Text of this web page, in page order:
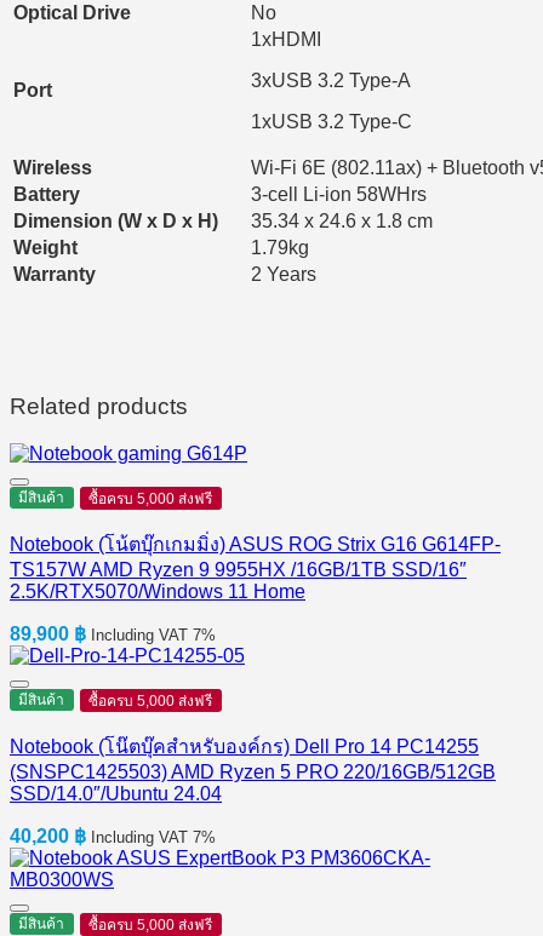
Optical Drive
No
Port
1xHDMI
3xUSB 3.2 Type-A
1xUSB 3.2 Type-C
Wireless
Wi-Fi 6E (802.11ax) + Bluetooth
Battery
3-cell Li-ion 58WHrs
Dimension (W x D x H)
35.34 x 24.6 x 1.8 cm
Weight
1.79kg
Warranty
2 Years
Related products
มีสินค้า ซื้อครบ 5,000 ส่งฟรี
Notebook (โน้ตบุ๊กเกมมิ่ง) ASUS ROG Strix G16 G614FP-
TS157W AMD Ryzen 9 9955HX /16GB/1TB SSD/16″
2.5K/RTX5070/Windows 11 Home
89,900 ฿ Including VAT 7%
มีสินค้า ซื้อครบ 5,000 ส่งฟรี
Notebook (โน๊ตบุ๊คสำหรับองค์กร) Dell Pro 14 PC14255
(SNSPC1425503) AMD Ryzen 5 PRO 220/16GB/512GB
SSD/14.0″/Ubuntu 24.04
40,200 ฿ Including VAT 7%
มีสินค้า ซื้อครบ 5,000 ส่งฟรี